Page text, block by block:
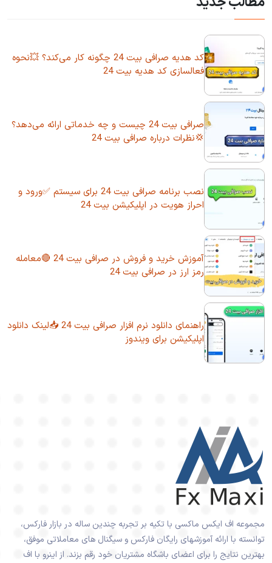
کد هدیه صرافی بیت 24 چگونه کار می‌کند؟ 💥نحوه
فعالسازی کد هدیه بیت 24
صرافی بیت 24 چیست و چه خدماتی ارائه می‌دهد؟
💢نظرات درباره صرافی بیت 24
نصب برنامه صرافی بیت 24 برای سیستم ✅ورود و
احراز هویت در اپلیکیشن بیت 24
آموزش خرید و فروش در صرافی بیت 24 🔴معامله
رمز ارز در صرافی بیت 24
راهنمای دانلود نرم افزار صرافی بیت 24 📥لینک دانلود
اپلیکیشن برای ویندوز
مجموعه اف ایکس ماکسی با تکیه بر تجربه چندین ساله در بازار فارکس،
توانسته با ارائه آموزشهای رایگان فارکس و سیگنال های معاملاتی موفق،
بهترین نتایج را برای اعضای باشگاه مشتریان خود رقم بزند. از اینرو با اف